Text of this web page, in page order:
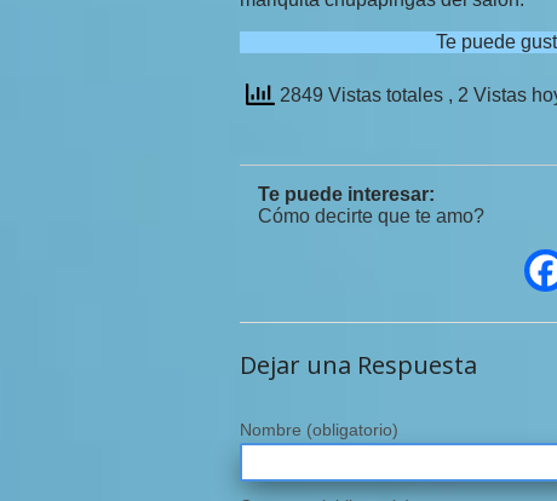
Te puede
2849 Vistas totales , 2 Vistas
Te puede interesar:
Cómo decirte que te amo?
Dejar una Respuesta
Nombre (obligatorio)